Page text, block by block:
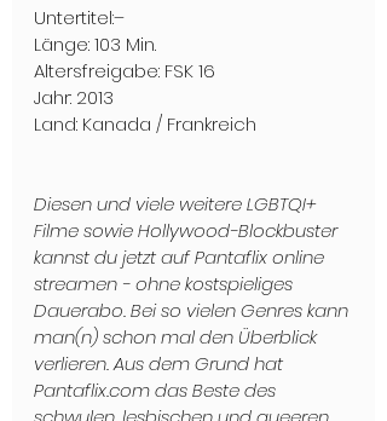
Untertitel:–
Länge: 103 Min.
Altersfreigabe: FSK 16
Jahr: 2013
Land: Kanada / Frankreich
Diesen und viele weitere LGBTQI+
Filme sowie Hollywood-Blockbuster
kannst du jetzt auf Pantaflix online
streamen - ohne kostspieliges
Dauerabo. Bei so vielen Genres kann
man(n) schon mal den Überblick
verlieren. Aus dem Grund hat
Pantaflix.com das Beste des